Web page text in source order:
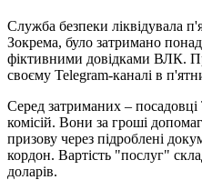
Служба безпеки ліквідувала
Зокрема, було затримано
фіктивними довідками ВЛК.
своєму Telegram-каналі в
Серед затриманих –
комісій. Вони за гроші
призову через підроблені
кордон. Вартість "послуг"
доларів.